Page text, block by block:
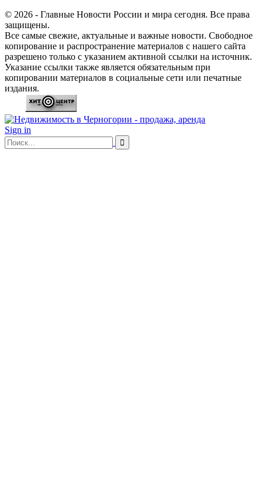
© 2026 - Главные Новости России и мира сегодня. Все права
защищены.
Все самые свежие, актуальные и важные новости. Свободное
копирование и распространение материалов с нашего сайта
разрешено только с указанием активной ссылки на источник.
Указание ссылки также является обязательным при
копировании материалов в социальные сети или печатные
издания.
Sign in